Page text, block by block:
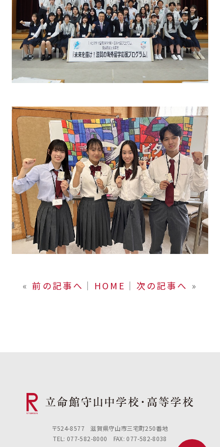
« 前の記事へ │ HOME │ 次の記事へ »
〒524-8577 滋賀県守山市三宅町250番地
TEL: 077-582-8000 FAX: 077-582-8038